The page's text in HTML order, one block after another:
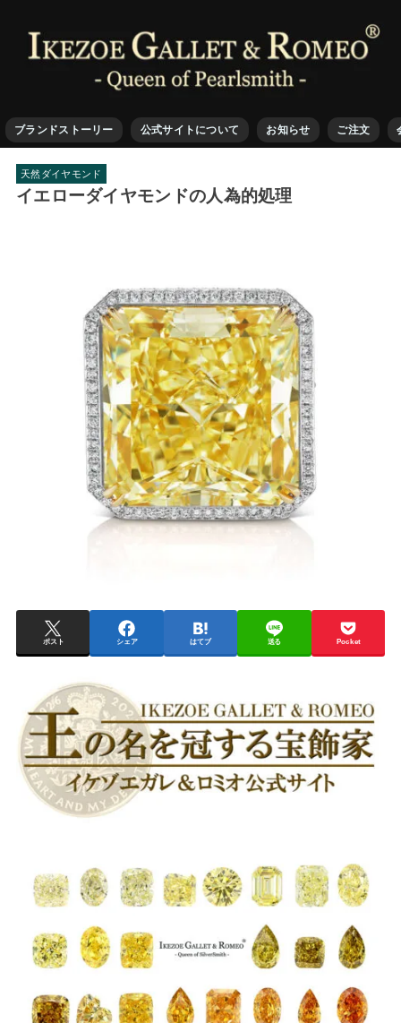
ブランドストーリー 公式サイトについて お知らせ ご注文
天然ダイヤモンド
イエローダイヤモンドの人為的処理
ポスト シェア はてブ 送る Pocket